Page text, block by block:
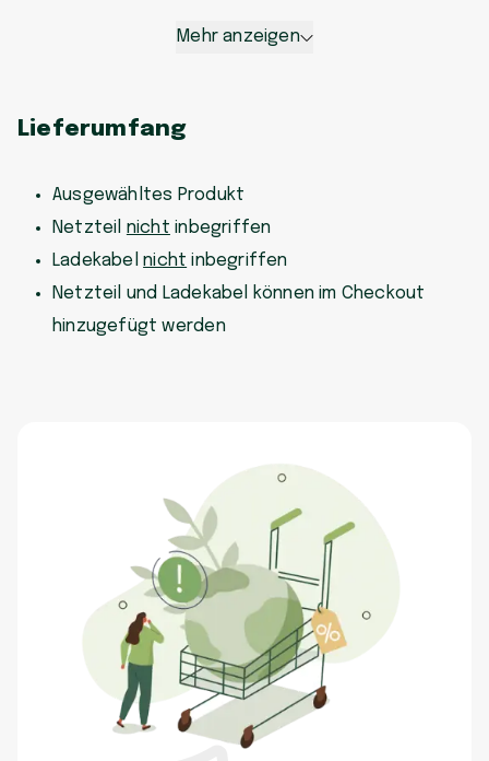
Mehr anzeigen
Lieferumfang
Ausgewähltes Produkt
Netzteil nicht inbegriffen
Ladekabelnicht inbegriffen
Netzteil und Ladekabel können im Checkout
hinzugefügt werden